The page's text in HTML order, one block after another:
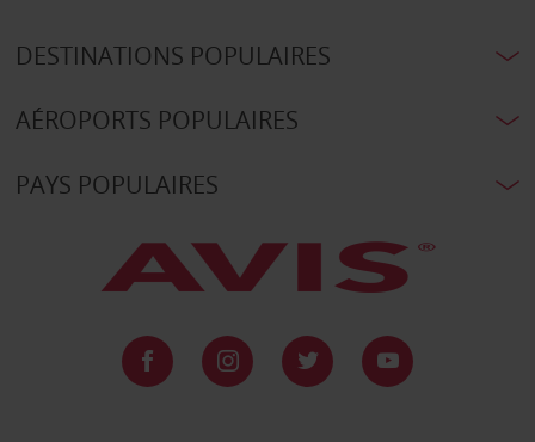
DESTINATIONS POPULAIRES
AÉROPORTS POPULAIRES
PAYS POPULAIRES